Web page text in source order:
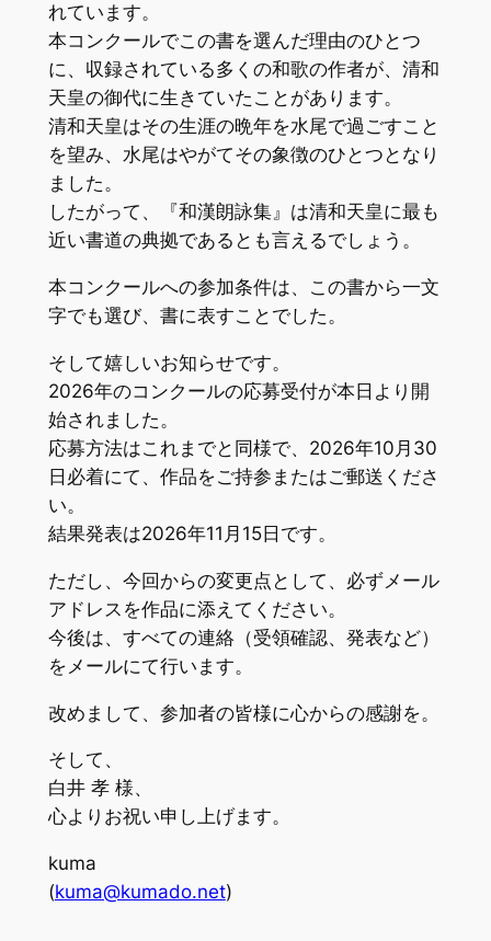
れています。
本コンクールでこの書を選んだ理由のひとつ
に、収録されている多くの和歌の作者が、清和
天皇の御代に生きていたことがあります。
清和天皇はその生涯の晩年を水尾で過ごすこと
を望み、水尾はやがてその象徴のひとつとなり
ました。
したがって、『和漢朗詠集』は清和天皇に最も
近い書道の典拠であるとも言えるでしょう。
本コンクールへの参加条件は、この書から一文
字でも選び、書に表すことでした。
そして嬉しいお知らせです。
2026年のコンクールの応募受付が本日より開
始されました。
応募方法はこれまでと同様で、2026年10月30
日必着にて、作品をご持参またはご郵送くださ
い。
結果発表は2026年11月15日です。
ただし、今回からの変更点として、必ずメール
アドレスを作品に添えてください。
今後は、すべての連絡（受領確認、発表など）
をメールにて行います。
改めまして、参加者の皆様に心からの感謝を。
そして、
白井 孝 様、
心よりお祝い申し上げます。
kuma
(kuma@kumado.net)